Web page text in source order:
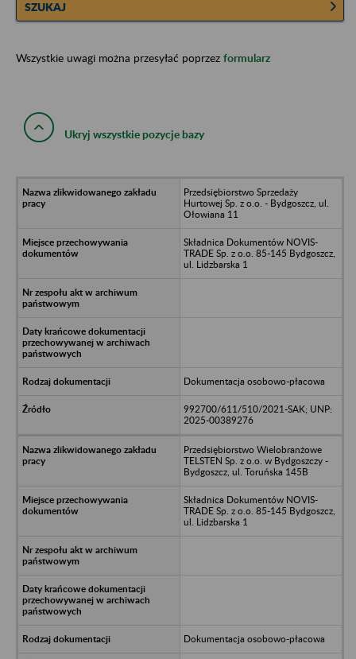
SZUKAJ
Wszystkie uwagi można przesyłać poprzez formularz
Ukryj wszystkie pozycje bazy
Przedsiębiorstwo Sprzedaży
Hurtowej Sp. z o.o. - Bydgoszcz, ul.
Ołowiana 11
Składnica Dokumentów NOVIS-
TRADE Sp. z o.o. 85-145 Bydgoszcz,
ul. Lidzbarska 1
Dokumentacja osobowo-płacowa
992700/611/510/2021-SAK; UNP:
2025-00389276
Przedsiębiorstwo Wielobranżowe
TELSTEN Sp. z o.o. w Bydgoszczy -
Bydgoszcz, ul. Toruńska 145B
Składnica Dokumentów NOVIS-
TRADE Sp. z o.o. 85-145 Bydgoszcz,
ul. Lidzbarska 1
Dokumentacja osobowo-płacowa